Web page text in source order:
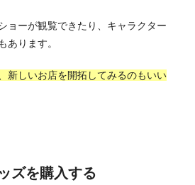
ョーが観覧できたり、キャラクター
あります。
新しいお店を開拓してみるのもいい
ズを購入する